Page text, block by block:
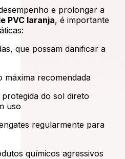
e prolongar a
PVC laranja, é importante
que possam danificar a
máxima recomendada
do sol direto
uso
regularmente para
químicos agressivos